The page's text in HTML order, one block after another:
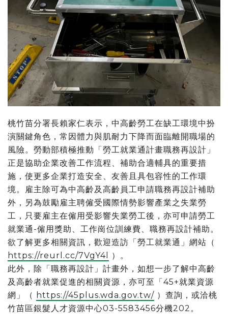
桃竹苗分署長賴家仁表示，中高齡勞工在缺工環境中扮
演關鍵角色，常因體力與肌耐力下降而面臨離開職場的
風險。勞動部積極推動「勞工就業通計畫職務再設計」
正是協助企業改善工作流程、補助合適輔具的重要措
施，使更多企業打造安全、友善且具包容性的工作環
境。雇主除可為中高齡及高齡員工申請職務再設計補助
外，另為鼓勵雇主聘僱受國際情勢影響產業之失業勞
工，只要雇主在僱用受影響失業勞工後，亦可申請勞工
就業通-僱用獎助、工作崗位訓練費、職務再設計補助。
欲了解更多相關資訊，歡迎造訪「勞工就業通」網站（
https://reurl.cc/7VgY4l
）。
此外，除「職務再設計」計畫外，如想一步了解中高齡
及高齡者就業促進的相關資源，亦可至「45+就業資源
網」（ https://45plus.wda.gov.tw/ ）查詢，或洽桃
竹苗區銀髮人才資源中心03-5583456分機202。